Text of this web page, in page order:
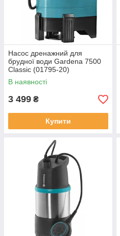
Насос дренажний для
брудної води Gardena 7500
Classic (01795-20)
В наявності
3 499 ₴
Купити